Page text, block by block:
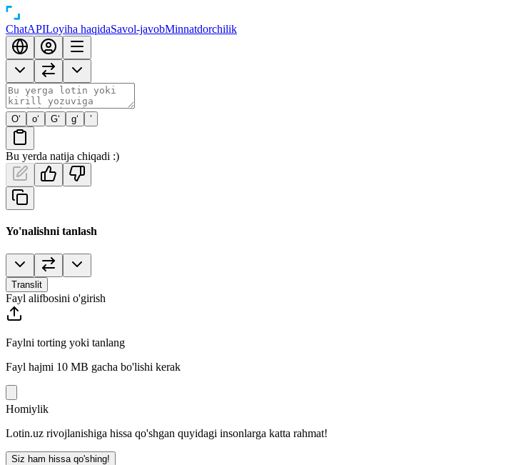
ChatAPILoyiha haqidaSavol-javobMinnatdorchilik
O‘ o‘ G‘ g‘ ’
Bu yerda natija chiqadi :)
Yo'nalishni tanlash
Translit
Fayl alifbosini o'girish
Faylni torting yoki tanlang
Fayl hajmi 10 MB gacha bo'lishi kerak
Homiylik
Lotin.uz rivojlanishiga hissa qo'shgan quyidagi insonlarga katta rahmat!
Siz ham hissa qo'shing!